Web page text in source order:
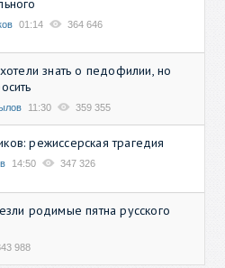
01:14 364 646
знать о педофилии, но
11:30 359 355
режиссерская трагедия
14:50 347 326
родимые пятна русского
988